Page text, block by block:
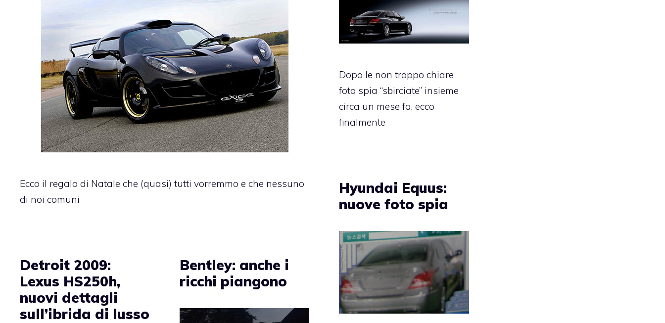
Ecco il regalo di Natale che (quasi) tutti vorremmo e che nessuno
di noi comuni
Dopo le non troppo chiare
foto spia “sbirciate” insieme
circa un mese fa, ecco
finalmente
Hyundai Equus:
nuove foto spia
Detroit 2009:
Lexus HS250h,
nuovi dettagli
sull’ibrida di lusso
Bentley: anche i
ricchi piangono